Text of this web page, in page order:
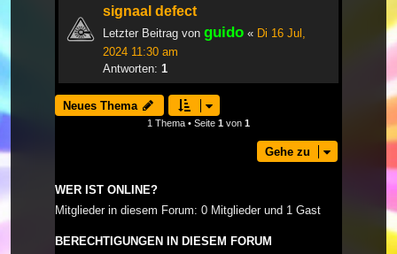
signaal defect
Letzter Beitrag von guido « Di 16 Jul,
2024 11:30 am
Antworten: 1
Neues Thema
1 Thema • Seite 1 von 1
Gehe zu
WER IST ONLINE?
Mitglieder in diesem Forum: 0 Mitglieder und 1 Gast
BERECHTIGUNGEN IN DIESEM FORUM